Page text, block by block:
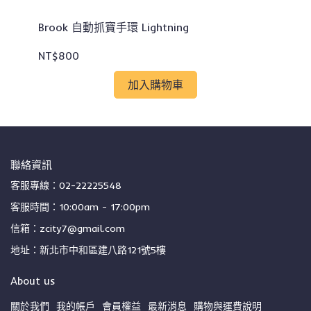
Brook 自動抓寶手環 Lightning
NT$800
加入購物車
聯絡資訊
客服專線：02-22225548
客服時間：10:00am - 17:00pm
信箱：zcity7@gmail.com
地址：新北市中和區建八路121號5樓
About us
關於我們 我的帳戶 會員權益 最新消息 購物與運費說明